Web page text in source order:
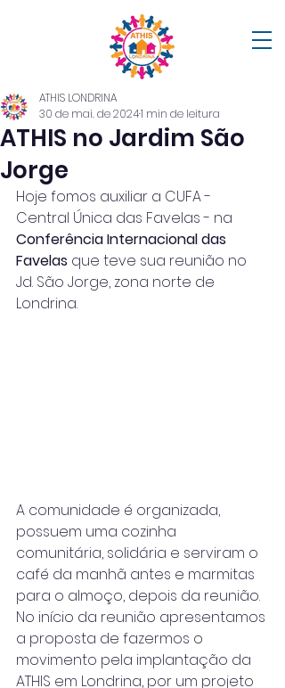
ATHIS no Jardim São
Jorge
ATHIS LONDRINA
30 de mai. de 20241 min de leitura
Hoje fomos auxiliar a CUFA -
Central Única das Favelas - na
Conferência Internacional das
Favelas que teve sua reunião no
Jd. São Jorge, zona norte de
Londrina.
A comunidade é organizada,
possuem uma cozinha
comunitária, solidária e serviram o
café da manhã antes e marmitas
para o almoço, depois da reunião.
No início da reunião apresentamos
a proposta de fazermos o
movimento pela implantação da
ATHIS em Londrina, por um projeto